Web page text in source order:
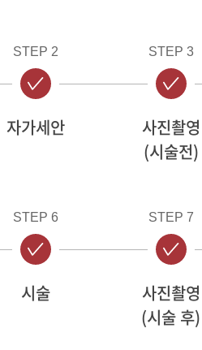
STEP 2
자가세안
STEP 3
사진촬영
(시술전)
STEP 6
시술
STEP 7
사진촬영
(시술 후)